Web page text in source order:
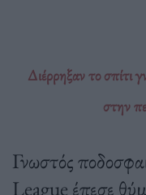
Διέρρηξαν το σπίτι
στην
Γνωστός
League έπεσε